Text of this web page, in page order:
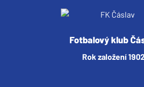
Fotbalový klub
Rok založení